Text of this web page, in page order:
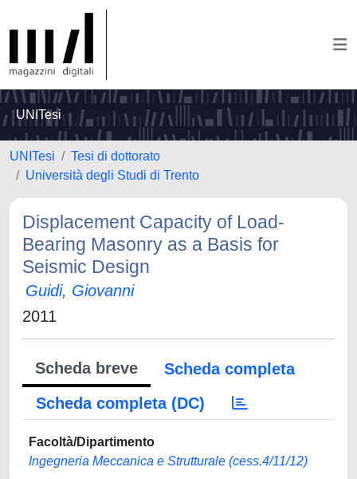
UNITesi
UNITesi
Tesi di dottorato
Università degli Studi di Trento
Displacement Capacity of Load-
Bearing Masonry as a Basis for
Seismic Design
Guidi, Giovanni
2011
Scheda breve
Scheda completa
Scheda completa (DC)
Facoltà/Dipartimento
Ingegneria Meccanica e Strutturale (cess.4/11/12)